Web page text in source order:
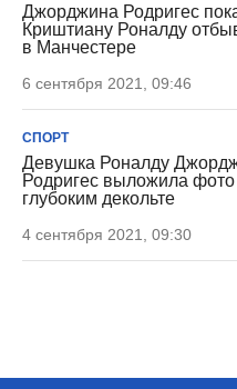
Джорджина Родригес
Криштиану Роналду
в Манчестере
6 сентября 2021, 09:46
СПОРТ
Девушка Роналду
Родригес выложила
глубоким декольте
4 сентября 2021, 09:30